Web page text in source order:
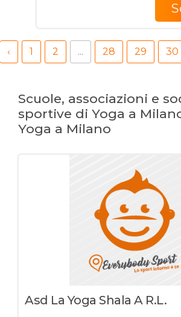
‹ 1 2 ... 28 29 30
Scuole, associazioni e
sportive di Yoga a
Yoga a Milano
Asd La Yoga Shala A R.l.